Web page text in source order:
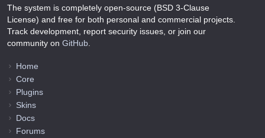
The system is completely open-source (BSD 3-Clause
License) and free for both personal and commercial projects.
Track development, report security issues, or join our
community on GitHub
Home
Core
Plugins
Skins
Docs
Forums